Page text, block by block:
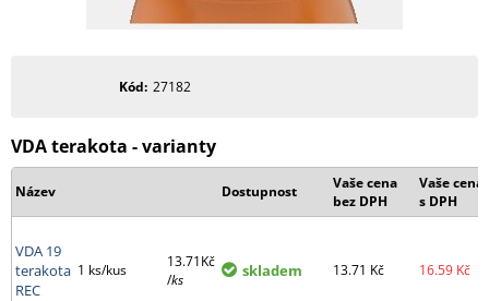
Kód 27182
VDA terakota - varianty
Název Dostupnost
Vaše cena
bez DPH
Vaše cena
s DPH
VDA 19
terakota
REC
1 ks/kus
13.71Kč
/ks skladem 13.71 Kč 16.59 Kč